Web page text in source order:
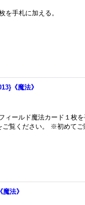
を手札に加える。
《魔法》
ールド魔法カード１枚
ご覧ください。 ※初めて
法》